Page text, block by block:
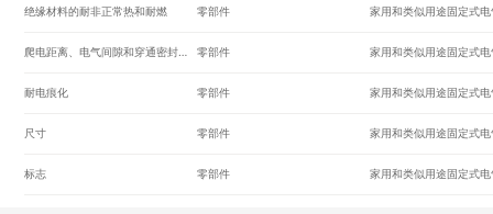
绝缘材料的耐非正常热和耐燃 零部件
零部件
耐电痕化 零部件
尺寸 零部件
标志 零部件